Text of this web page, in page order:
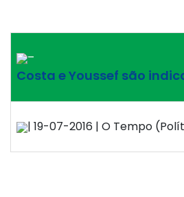
–
Costa e Youssef são
| 19-07-2016 | O Tempo